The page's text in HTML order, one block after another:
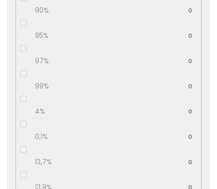
90% 0
95% 0
97% 0
99% 0
4% 0
0,1% 0
13,7% 0